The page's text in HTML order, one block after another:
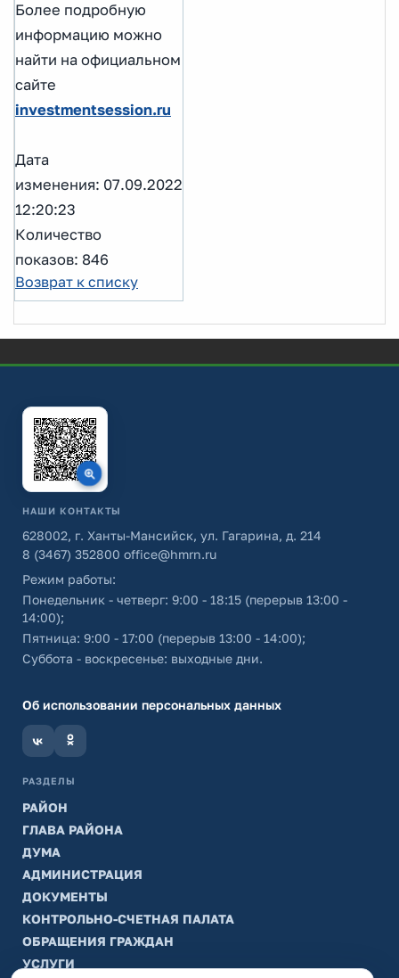
Более подробную
информацию можно
найти на официальном
сайте
investmentsession.ru
Дата
изменения: 07.09.2022
12:20:23
Количество
показов: 846
Возврат к списку
НАШИ КОНТАКТЫ
628002, г. Ханты-Мансийск, ул. Гагарина, д. 214
8 (3467) 352800 office@hmrn.ru
Режим работы:
Понедельник - четверг: 9:00 - 18:15 (перерыв 13:00 -
14:00);
Пятница: 9:00 - 17:00 (перерыв 13:00 - 14:00);
Суббота - воскресенье: выходные дни.
Об использовании персональных данных
РАЗДЕЛЫ
РАЙОН
ГЛАВА РАЙОНА
ДУМА
АДМИНИСТРАЦИЯ
ДОКУМЕНТЫ
КОНТРОЛЬНО-СЧЕТНАЯ ПАЛАТА
ОБРАЩЕНИЯ ГРАЖДАН
УСЛУГИ